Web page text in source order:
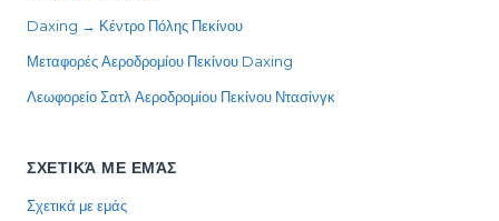
Daxing → Κέντρο Πόλης Πεκίνου
Μεταφορές Αεροδρομίου Πεκίνου Daxing
Λεωφορείο Σατλ Αεροδρομίου Πεκίνου Ντασίνγκ
ΣΧΕΤΙΚΆ ΜΕ ΕΜΆΣ
Σχετικά με εμάς